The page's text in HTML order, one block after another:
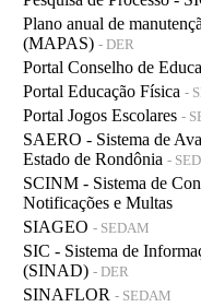
Plano anual de
(MAPAS) - DER
Portal Conselho de
Portal Educação Física -
Portal Jogos Escolares -
SAERO - Sistema de
Estado de Rondônia -
SCINM - Sistema de
Notificações e Multas
SIAGEO - SEDAM
SIC - Sistema de
(SINAD) - DER
SINAFLOR - SEDAM